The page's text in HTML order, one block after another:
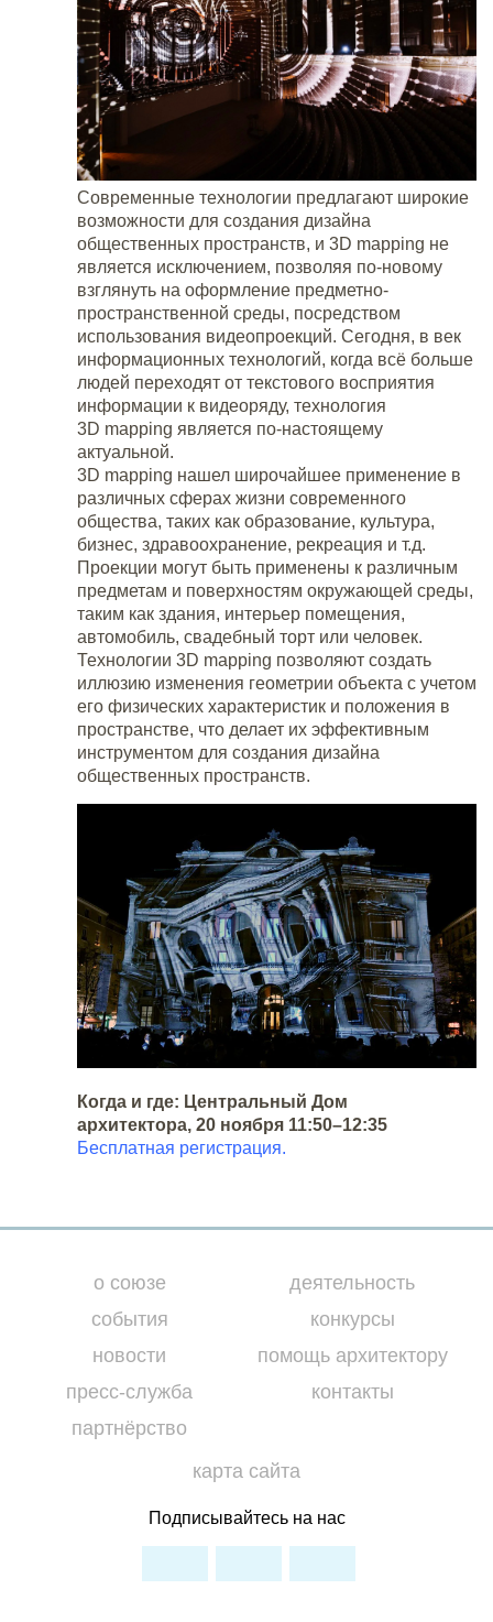
Современные технологии предлагают широкие
возможности для создания дизайна
общественных пространств, и 3D mapping не
является исключением, позволяя по-новому
взглянуть на оформление предметно-
пространственной среды, посредством
использования видеопроекций. Сегодня, в век
информационных технологий, когда всё больше
людей переходят от текстового восприятия
информации к видеоряду, технология
3D mapping является по-настоящему
актуальной.
3D mapping нашел широчайшее применение в
различных сферах жизни современного
общества, таких как образование, культура,
бизнес, здравоохранение, рекреация и т.д.
Проекции могут быть применены к различным
предметам и поверхностям окружающей среды,
таким как здания, интерьер помещения,
автомобиль, свадебный торт или человек.
Технологии 3D mapping позволяют создать
иллюзию изменения геометрии объекта с учетом
его физических характеристик и положения в
пространстве, что делает их эффективным
инструментом для создания дизайна
общественных пространств.
Когда и где: Центральный Дом
архитектора, 20 ноября 11:50–12:35
Бесплатная регистрация.
о союзе
события
новости
пресс-служба
партнёрство
деятельность
конкурсы
помощь архитектору
контакты
карта сайта
Подписывайтесь на нас